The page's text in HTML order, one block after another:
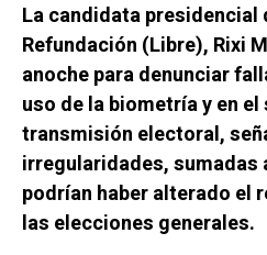
La candidata presidencial
Refundación (Libre), Rixi
anoche para denunciar
uso de la biometría y en
transmisión electoral,
irregularidades,
podrían haber alterado el
las elecciones generales.